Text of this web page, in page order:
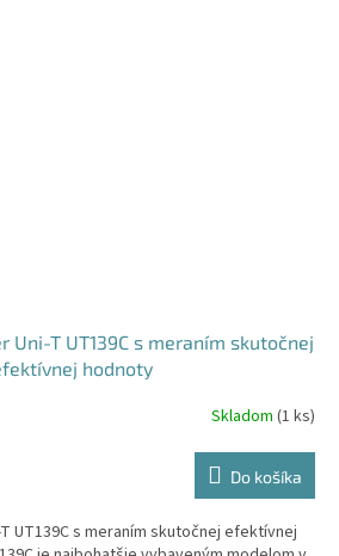
T UT139C s meraním skutočnej
hodnoty
Skladom (1 ks)
Do košíka
UT139C s meraním skutočnej efektívnej